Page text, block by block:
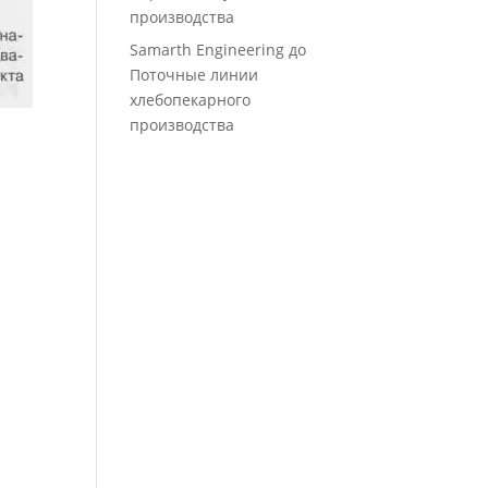
производства
Samarth Engineering до
Поточные линии
хлебопекарного
производства